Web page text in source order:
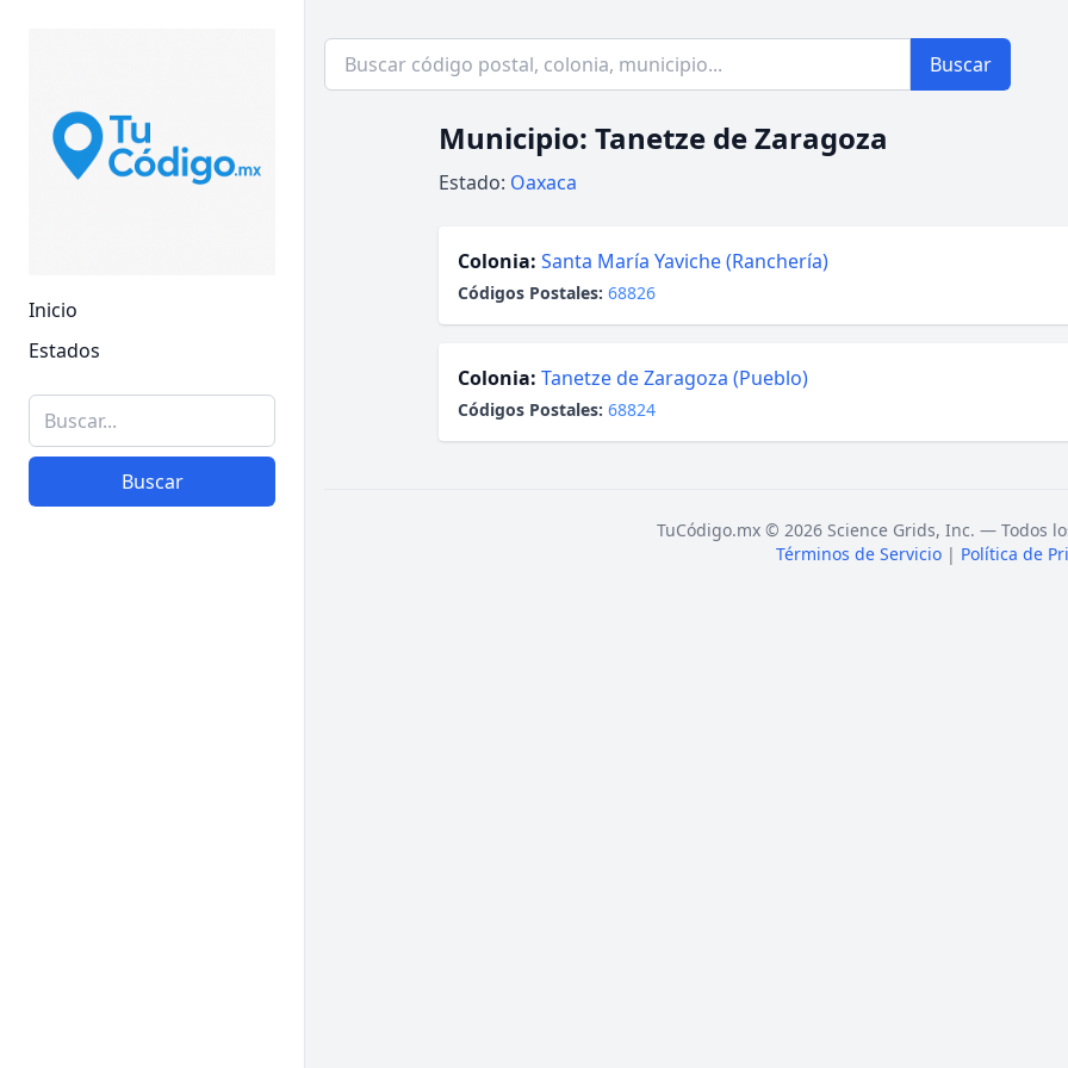
Inicio
Estados
Buscar
Buscar
Municipio: Tanetze de Zaragoza
Estado: Oaxaca
Colonia: Santa María Yaviche (Ranchería)
Códigos Postales: 68826
Colonia: Tanetze de Zaragoza (Pueblo)
Códigos Postales: 68824
TuCódigo.mx © 2026 Science Grids, Inc. — Todos
Términos de Servicio | Política de